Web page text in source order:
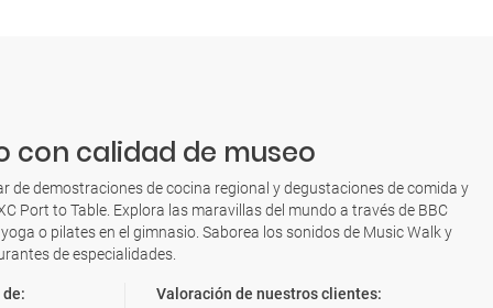
con calidad de museo
de demostraciones de cocina regional y degustaciones de comida y
Port to Table. Explora las maravillas del mundo a través de BBC
o pilates en el gimnasio. Saborea los sonidos de Music Walk y
de especialidades.
Valoración de nuestros clientes: